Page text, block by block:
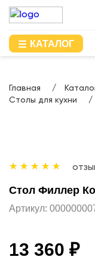
КАТАЛОГ
Главная
Столы для кухни
Стол Филлер
Артикул:
13 360 ₽